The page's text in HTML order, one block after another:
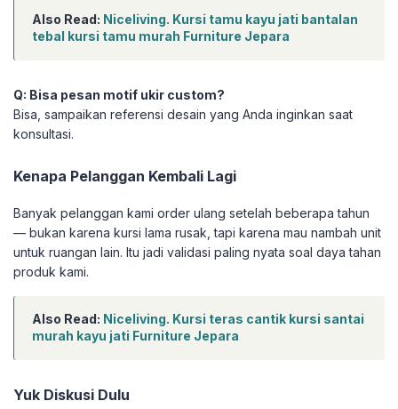
Also Read: Niceliving. Kursi tamu kayu jati bantalan
tebal kursi tamu murah Furniture Jepara
Q: Bisa pesan motif ukir custom?
Bisa, sampaikan referensi desain yang Anda inginkan saat
konsultasi.
Kenapa Pelanggan Kembali Lagi
Banyak pelanggan kami order ulang setelah beberapa tahun
— bukan karena kursi lama rusak, tapi karena mau nambah unit
untuk ruangan lain. Itu jadi validasi paling nyata soal daya tahan
produk kami.
Also Read: Niceliving. Kursi teras cantik kursi santai
murah kayu jati Furniture Jepara
Yuk Diskusi Dulu